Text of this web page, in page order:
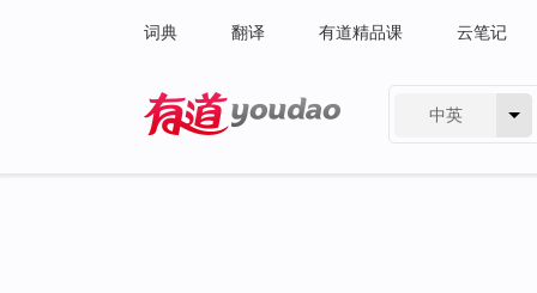
词典 翻译 有道精品课 云笔记
中英